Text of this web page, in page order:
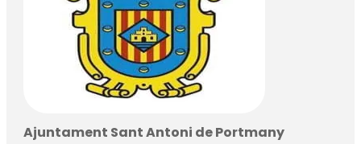
Ajuntament Sant Antoni de Portmany